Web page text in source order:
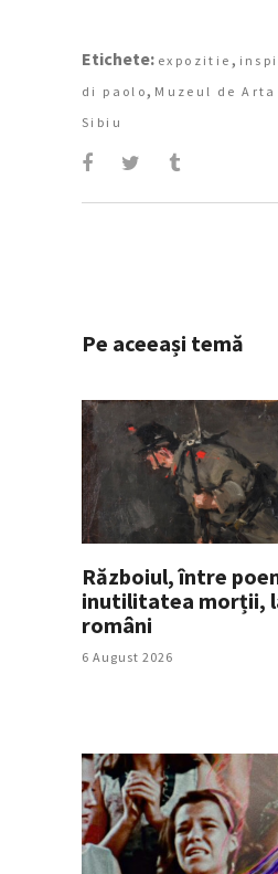
Etichete: expozitie ,
di paolo, Muzeul de
Sibiu
Pe aceeași temă
Războiul, între
inutilitatea morții,
români
6 August 2026